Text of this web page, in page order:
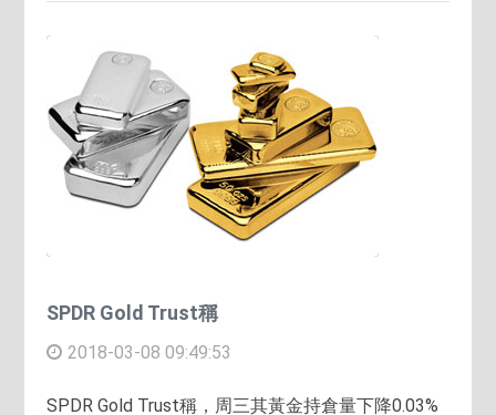
SPDR Gold Trust稱
2018-03-08 09:49:53
SPDR Gold Trust稱，周三其黃金持倉量下降0.03%